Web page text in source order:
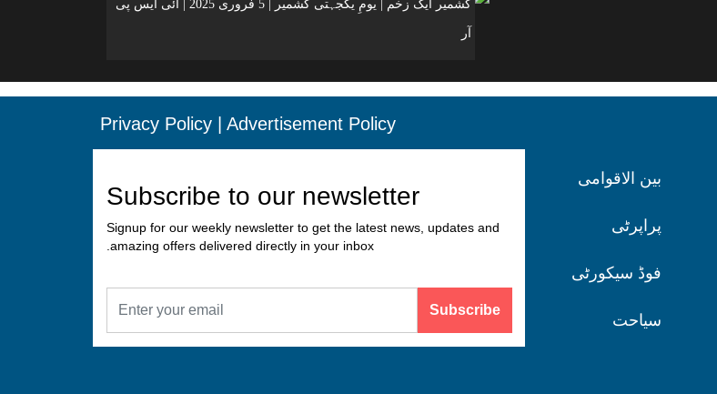
کشمیر ایک زخم | یومِ یکجہتی کشمیر | 5 فروری 2025 | آئی ایس پی
آر
بین الاقوامی
پراپرٹی
فوڈ سیکورٹی
سیاحت
Privacy Policy Advertisement Policy
Subscribe to our newsletter
Signup for our weekly newsletter to get the latest news, updates and
amazing offers delivered directly in your inbox.
Subscribe